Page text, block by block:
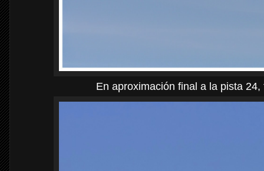
En aproximación final a la pista